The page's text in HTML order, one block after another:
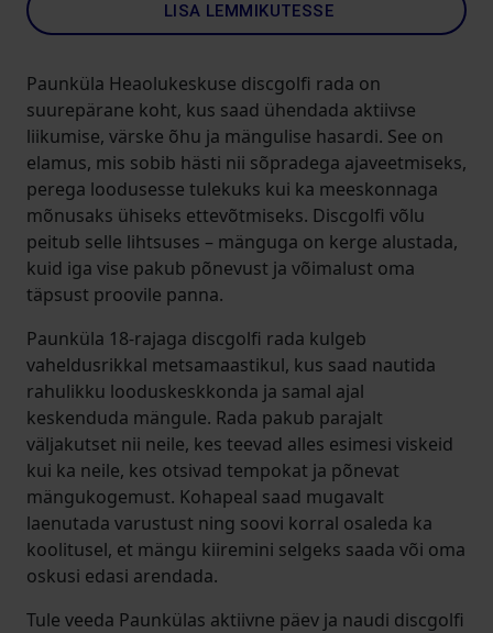
LISA LEMMIKUTESSE
Paunküla Heaolukeskuse discgolfi rada on
suurepärane koht, kus saad ühendada aktiivse
liikumise, värske õhu ja mängulise hasardi. See on
elamus, mis sobib hästi nii sõpradega ajaveetmiseks,
perega loodusesse tulekuks kui ka meeskonnaga
mõnusaks ühiseks ettevõtmiseks. Discgolfi võlu
peitub selle lihtsuses – mänguga on kerge alustada,
kuid iga vise pakub põnevust ja võimalust oma
täpsust proovile panna.
Paunküla 18-rajaga discgolfi rada kulgeb
vaheldusrikkal metsamaastikul, kus saad nautida
rahulikku looduskeskkonda ja samal ajal
keskenduda mängule. Rada pakub parajalt
väljakutset nii neile, kes teevad alles esimesi viskeid
kui ka neile, kes otsivad tempokat ja põnevat
mängukogemust. Kohapeal saad mugavalt
laenutada varustust ning soovi korral osaleda ka
koolitusel, et mängu kiiremini selgeks saada või oma
oskusi edasi arendada.
Tule veeda Paunkülas aktiivne päev ja naudi discgolfi